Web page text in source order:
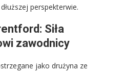
perspekterwie.
Siła
zawodnicy
jako drużyna ze